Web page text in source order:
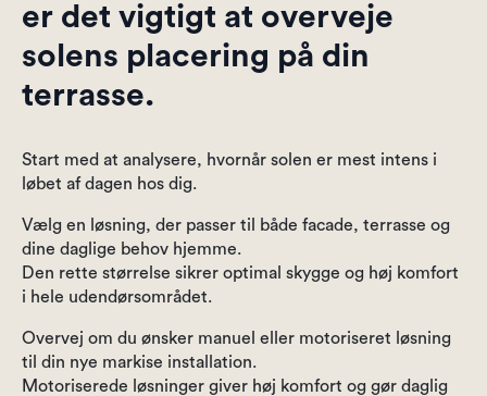
er det vigtigt at overveje
solens placering på din
terrasse.
Start med at analysere, hvornår solen er mest intens i
løbet af dagen hos dig.
Vælg en løsning, der passer til både facade, terrasse og
dine daglige behov hjemme.
Den rette størrelse sikrer optimal skygge og høj komfort
i hele udendørsområdet.
Overvej om du ønsker manuel eller motoriseret løsning
til din nye markise installation.
Motoriserede løsninger giver høj komfort og gør daglig